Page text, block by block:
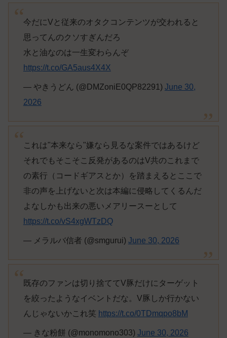
今だにVと従来のオタクコンテンツが交われると
思ってんのクソすぎんだろ
水と油なのは一生変わらんぞ
https://t.co/GA5aus4X4X
— やきうどん (@DMZoniE0QP82291) June 30,
2026
これは"本来なら"嫌なら見るな案件ではあるけど
それでもそこそこ反発があるのはV共のこれまで
の素行（コードギアスとか）を踏まえるとここで
非の声を上げないと次は本編に侵略してくるんだ
よなしかも出来の悪いメアリースーとして
https://t.co/vS4xgWTzDQ
— メラルバ信者 (@smgurui) June 30, 2026
既存のファンは切り捨ててV豚だけにターゲット
を絞ったようなイベントだな。V豚しか行かない
んじゃないかこれ笑 https://t.co/0TDmqpo8bM
— きな粉餅 (@monomono303) June 30, 2026